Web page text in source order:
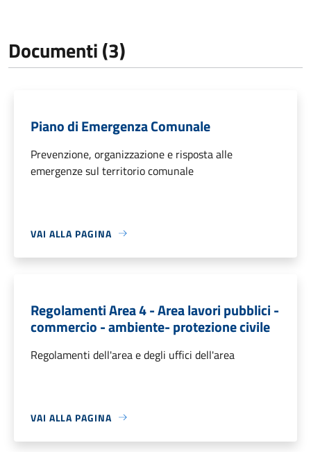
Documenti (3)
Piano di Emergenza Comunale
Prevenzione, organizzazione e risposta alle
emergenze sul territorio comunale
VAI ALLA PAGINA
Regolamenti Area 4 - Area lavori pubblici -
commercio - ambiente- protezione civile
Regolamenti dell'area e degli uffici dell'area
VAI ALLA PAGINA